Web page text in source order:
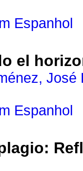
Espanhol
el
José
Espanhol